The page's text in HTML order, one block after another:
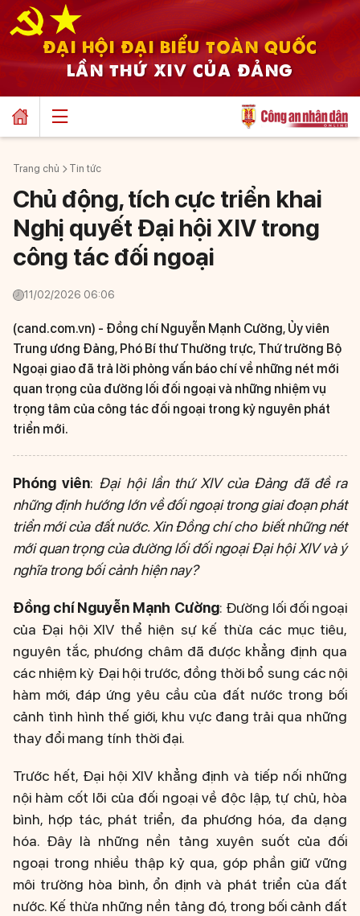
ĐẠI HỘI ĐẠI BIỂU TOÀN QUỐC
LẦN THỨ XIV CỦA ĐẢNG
Trang chủ Tin tức
Chủ động, tích cực triển khai
Nghị quyết Đại hội XIV trong
công tác đối ngoại
11/02/2026 06:06
(cand.com.vn) - Đồng chí Nguyễn Mạnh Cường, Ủy viên
Trung ương Đảng, Phó Bí thư Thường trực, Thứ trưởng Bộ
Ngoại giao đã trả lời phỏng vấn báo chí về những nét mới
quan trọng của đường lối đối ngoại và những nhiệm vụ
trọng tâm của công tác đối ngoại trong kỷ nguyên phát
triển mới.
Phóng viên: Đại hội lần thứ XIV của Đảng đã đề ra
những định hướng lớn về đối ngoại trong giai đoạn phát
triển mới của đất nước. Xin Đồng chí cho biết những nét
mới quan trọng của đường lối đối ngoại Đại hội XIV và ý
nghĩa trong bối cảnh hiện nay?
Đồng chí Nguyễn Mạnh Cường: Đường lối đối ngoại
của Đại hội XIV thể hiện sự kế thừa các mục tiêu,
nguyên tắc, phương châm đã được khẳng định qua
các nhiệm kỳ Đại hội trước, đồng thời bổ sung các nội
hàm mới, đáp ứng yêu cầu của đất nước trong bối
cảnh tình hình thế giới, khu vực đang trải qua những
thay đổi mang tính thời đại.
Trước hết, Đại hội XIV khẳng định và tiếp nối những
nội hàm cốt lõi của đối ngoại về độc lập, tự chủ, hòa
bình, hợp tác, phát triển, đa phương hóa, đa dạng
hóa. Đây là những nền tảng xuyên suốt của đối
ngoại trong nhiều thập kỷ qua, góp phần giữ vững
môi trường hòa bình, ổn định và phát triển của đất
nước. Kế thừa những nền tảng đó, trong bối cảnh đất